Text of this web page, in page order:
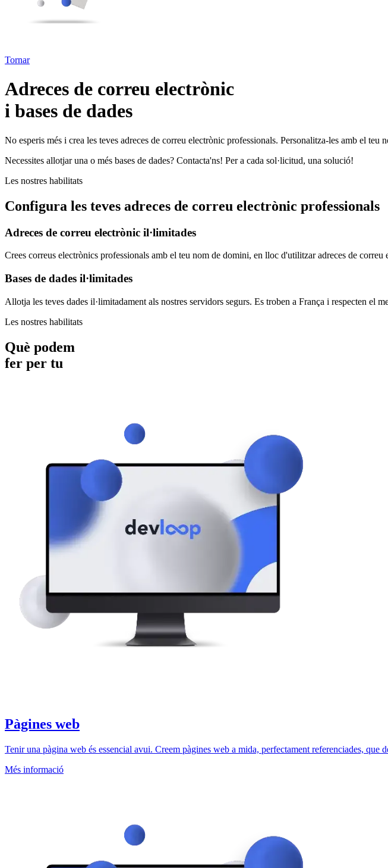
Tornar
Adreces de correu electrònic
i bases de dades
No esperis més i crea les teves adreces de correu electrònic professionals. Personalitza-les amb el
Necessites allotjar una o més bases de dades? Contacta'ns! Per a cada sol·licitud, una solució!
Les nostres habilitats
Configura les teves adreces de correu electrònic professionals
Adreces de correu electrònic il·limitades
Crees correus electrònics professionals amb el teu nom de domini, en lloc d'utilitzar adreces de
Bases de dades il·limitades
Allotja les teves dades il·limitadament als nostres servidors segurs. Es troben a França i respecten el
Les nostres habilitats
Què podem
fer per tu
Pàgines web
Tenir una pàgina web és essencial avui. Creem pàgines web a mida, perfectament referenciades,
Més informació